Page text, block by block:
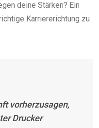
deine Stärken? Ein
Karriererichtung zu
vorherzusagen,
Drucker